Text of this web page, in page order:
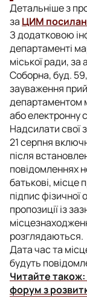
Детальніше з
за ЦИМ
З додатковою
департаменті
міської ради,
Соборна, буд.
зауваження
департаментом
або електронну
Надсилати свої
21 серпня
після
повідомленнях
батькові, місце
підпис
пропозиції із
розглядаються.
Дата час та
будуть
Читайте також:
форум з